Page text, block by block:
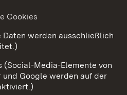
Barrierefreiheit
Cookies
Cookies
Daten werden ausschließlich
Media-Elemente von
Google werden auf der